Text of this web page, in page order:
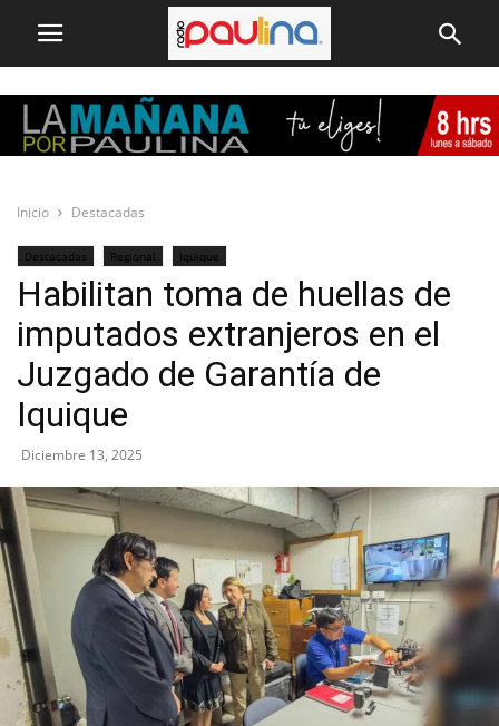
Inicio Destacadas
Destacadas Regional Iquique
Habilitan toma de huellas de
imputados extranjeros en el
Juzgado de Garantía de
Iquique
Diciembre 13, 2025